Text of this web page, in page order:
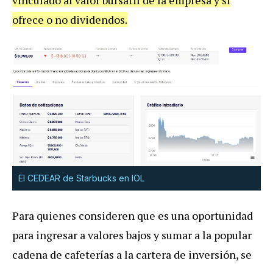
ofrece o no dividendos.
El CEDEAR de Starbucks en IOL
Para quienes consideren que es una oportunidad
para ingresar a valores bajos y sumar a la popular
cadena de cafeterías a la cartera de inversión, se